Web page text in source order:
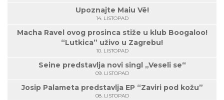
Upoznajte Maiu Vë!
14. LISTOPAD
Macha Ravel ovog prosinca stiže u klub Boogaloo!
“Lutkica” uživo u Zagrebu!
10. LISTOPAD
Seine predstavlja novi singl „Veseli se“
09. LISTOPAD
Josip Palameta predstavlja EP “Zaviri pod kožu”
08. LISTOPAD